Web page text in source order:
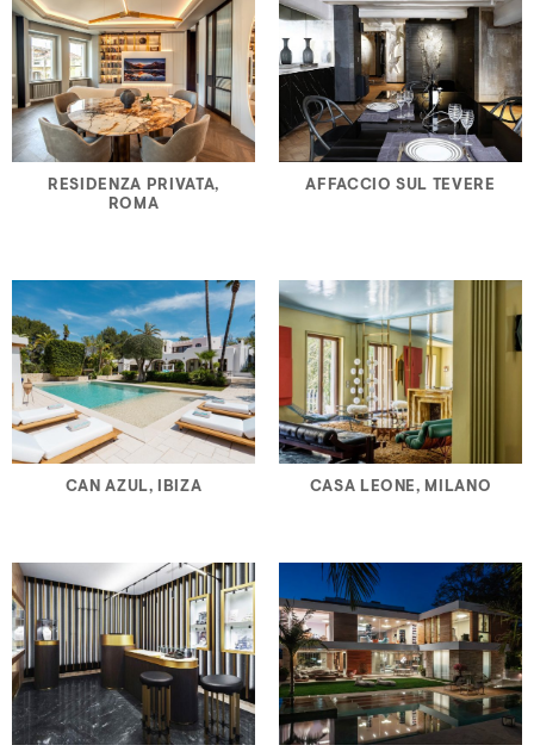
RESIDENZA PRIVATA,
ROMA
AFFACCIO SUL TEVERE
CAN AZUL, IBIZA CASA LEONE, MILANO